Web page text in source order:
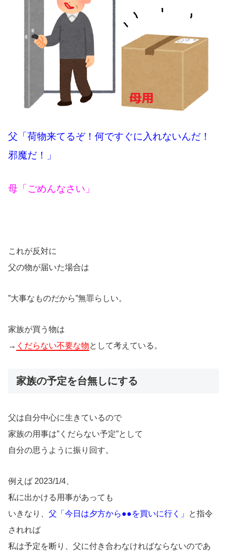
父「荷物来てるぞ！何ですぐに入れないんだ！
邪魔だ！」
母「ごめんなさい」
これが反対に
父の物が届いた場合は
”大事なものだから”無罪らしい。
家族が買う物は
→ くだらない不要な物として考えている。
家族の予定を台無しにする
父は自分中心に生きているので
家族の用事は”くだらない予定”として
自分の思うように振り回す。
例えば 2023/1/4、
私に出かける用事があっても
いきなり、 父「今日は夕方から●●を買いに行く」
と指令
されれば
私は予定を断り、父に付き合わなければならないのであ